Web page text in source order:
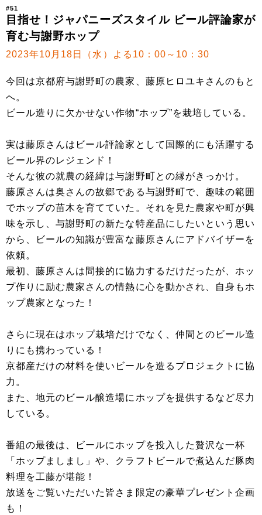
#51
目指せ！ジャパニーズスタイル ビール評論家が
育む与謝野ホップ
2023年10月18日（水）よる10：00～10：30
今回は京都府与謝野町の農家、藤原ヒロユキさんのもと
へ。
ビール造りに欠かせない作物“ホップ”を栽培している。
実は藤原さんはビール評論家として国際的にも活躍する
ビール界のレジェンド！
そんな彼の就農の経緯は与謝野町との縁がきっかけ。
藤原さんは奥さんの故郷である与謝野町で、趣味の範囲
でホップの苗木を育てていた。それを見た農家や町が興
味を示し、与謝野町の新たな特産品にしたいという思い
から、ビールの知識が豊富な藤原さんにアドバイザーを
依頼。
最初、藤原さんは間接的に協力するだけだったが、ホッ
プ作りに励む農家さんの情熱に心を動かされ、自身もホ
ップ農家となった！
さらに現在はホップ栽培だけでなく、仲間とのビール造
りにも携わっている！
京都産だけの材料を使いビールを造るプロジェクトに協
力。
また、地元のビール醸造場にホップを提供するなど尽力
している。
番組の最後は、ビールにホップを投入した贅沢な一杯
「ホップましまし」や、クラフトビールで煮込んだ豚肉
料理を工藤が堪能！
放送をご覧いただいた皆さま限定の豪華プレゼント企画
も！